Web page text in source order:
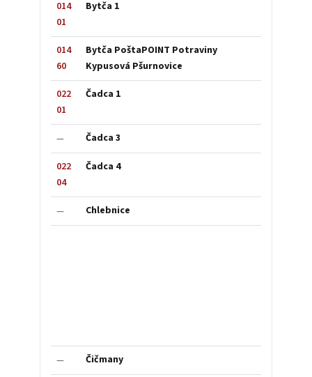
014
01
Bytča 1
014
60
Bytča PoštaPOINT Potraviny
Kypusová Pšurnovice
022
01
Čadca 1
— Čadca 3
022
04
Čadca 4
— Chlebnice
— Čičmany